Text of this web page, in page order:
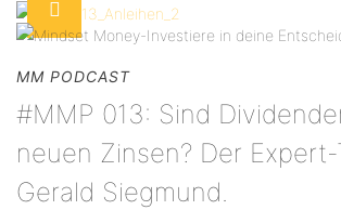
MM PODCAST
#MMP 013: Sind
neuen Zinsen? Der
Gerald Siegmund.